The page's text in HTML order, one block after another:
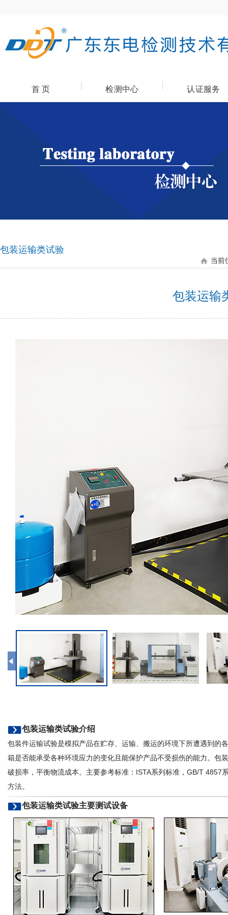
首 页 检测中心 认证服务
当前
包装运输类试验
包装运输
包装运输类试验介绍
包装件运输试验是模拟产品在贮存、运输、搬运的环境下所遭遇到的
箱是否能承受各种环境应力的变化且能保护产品不受损伤的能力。包
破损率，平衡物流成本。主要参考标准：ISTA系列标准，GB/T
方法。
包装运输类试验主要测试设备